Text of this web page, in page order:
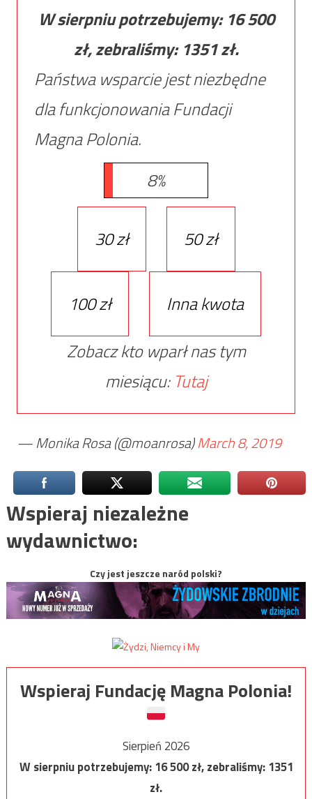
W sierpniu potrzebujemy: 16 500
zł, zebraliśmy: 1351zł.
Państwa wsparcie jest niezbędne
dla funkcjonowania Fundacji
Magna Polonia.
8%
30 zł 50 zł
100 zł
Inna kwota
Zobacz kto wparł nas tym
miesiącu: Tutaj
— Monika Rosa (@moanrosa)March 8, 2019
Wspieraj niezależne
wydawnictwo:
Czy jest jeszcze naród polski?
Wspieraj Fundację Magna Polonia!
Sierpień 2026
W sierpniu potrzebujemy:16 500zł, zebraliśmy:1351
zł.